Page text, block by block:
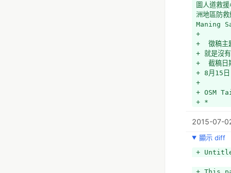
圖人道救
洲地區防
Maning
+
+  徵稿主
+ 就是沒
+  截稿日
+ 8月15日
+
+ OSM
+ *
2015-07-
顯示 diff
+